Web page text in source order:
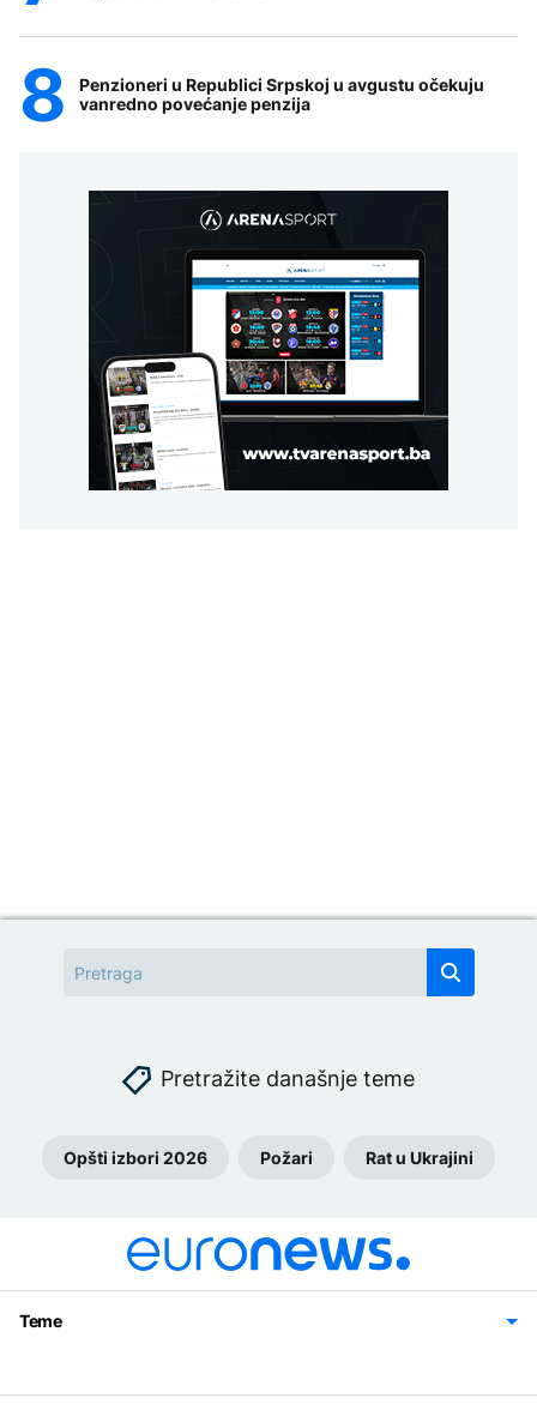
Penzioneri u Republici Srpskoj u avgustu očekuju
vanredno povećanje penzija
Pretražite današnje teme
Opšti izbori 2026 Požari Rat u Ukrajini
Teme